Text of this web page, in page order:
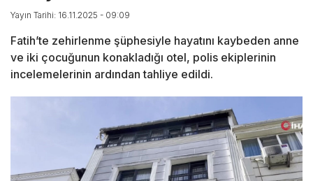
Yayın Tarihi: 16.11.2025 - 09:09
Fatih’te zehirlenme şüphesiyle hayatını kaybeden anne
ve iki çocuğunun konakladığı otel, polis ekiplerinin
incelemelerinin ardından tahliye edildi.